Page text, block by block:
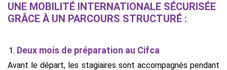
UNE MOBILITÉ INTERNATIONALE SÉCURISÉE
GRÂCE À UN PARCOURS STRUCTURÉ :
Deux mois de préparation au Cifca
Avant le départ, les stagiaires sont accompagnés pendant